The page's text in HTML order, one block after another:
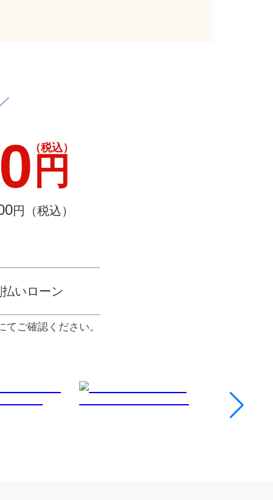
円
（税込）
円（税込）
いローン
ご確認ください。